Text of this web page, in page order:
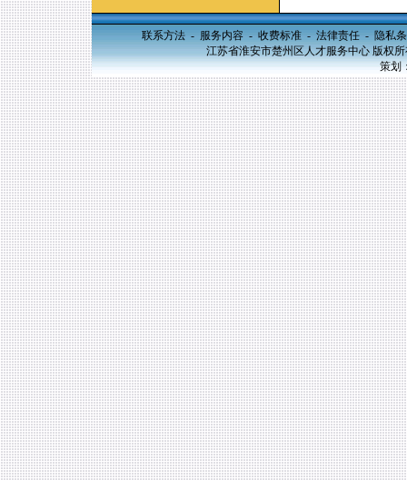
联系方法- 服务内容- 收费标准- 法律责任- 隐私
江苏省淮安市楚州区人才服务中心 版权
策划